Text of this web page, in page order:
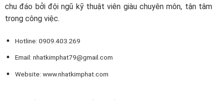
chu đáo bởi đội ngũ kỹ thuật viên giàu chuyên môn, tận tâm
trong công việc.
Hotline: 0909.403.269
Email: nhatkimphat79@gmail.com
Website: www.nhatkimphat.com